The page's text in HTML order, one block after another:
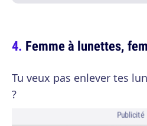
Femme à lunettes,
Tu veux pas enlever tes
?
Publicité